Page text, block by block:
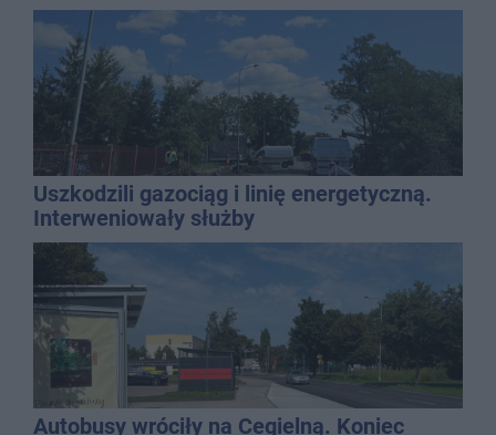
Uszkodzili gazociąg i linię energetyczną.
Interweniowały służby
Autobusy wróciły na Cegielną. Koniec